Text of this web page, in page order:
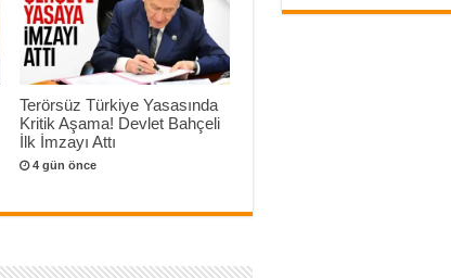
Terörsüz Türkiye Yasasında
Kritik Aşama! Devlet Bahçeli
İlk İmzayı Attı
4 gün önce